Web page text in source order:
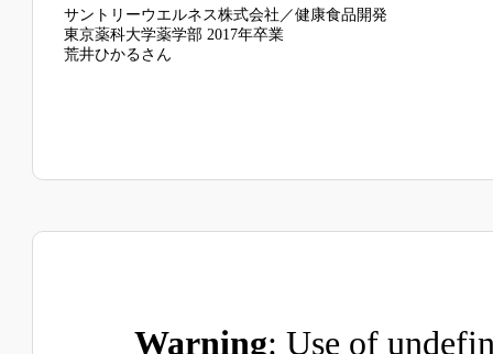
サントリーウエルネス株式会社／健康食品開発
東京薬科大学薬学部 2017年卒業
荒井ひかるさん
Warning: Use of